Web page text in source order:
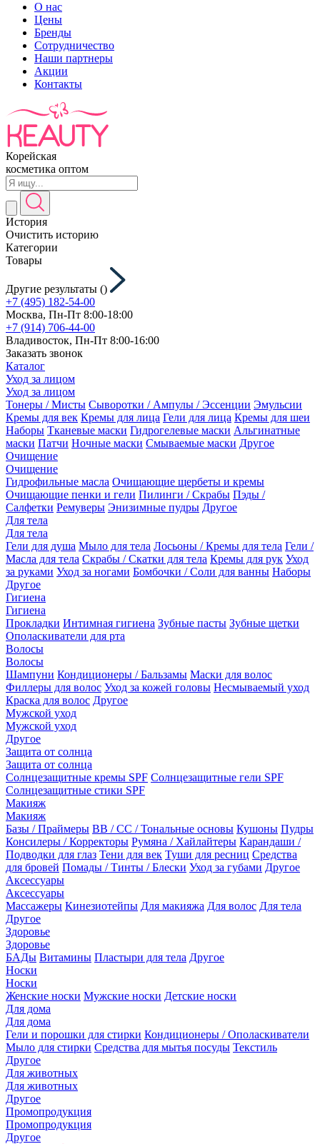
О нас
Цены
Бренды
Сотрудничество
Наши партнеры
Акции
Контакты
Корейская
косметика оптом
История
Очистить историю
Категории
Товары
Другие результаты ()
+7 (495) 182-54-00
Москва, Пн-Пт 8:00-18:00
+7 (914) 706-44-00
Владивосток, Пн-Пт 8:00-16:00
Заказать звонок
Каталог
Уход за лицом
Уход за лицом
Тонеры / Мисты Сыворотки / Ампулы / Эссенции Эмульсии
Кремы для век Кремы для лица Гели для лица Кремы для шеи
Наборы Тканевые маски Гидрогелевые маски Альгинатные
маски Патчи Ночные маски Смываемые маски Другое
Очищение
Очищение
Гидрофильные масла Очищающие щербеты и кремы
Очищающие пенки и гели Пилинги / Скрабы Пэды /
Салфетки Ремуверы Энизимные пудры Другое
Для тела
Для тела
Гели для душа Мыло для тела Лосьоны / Кремы для тела Гели /
Масла для тела Скрабы / Скатки для тела Кремы для рук Уход
за руками Уход за ногами Бомбочки / Соли для ванны Наборы
Другое
Гигиена
Гигиена
Прокладки Интимная гигиена Зубные пасты Зубные щетки
Ополаскиватели для рта
Волосы
Волосы
Шампуни Кондиционеры / Бальзамы Маски для волос
Филлеры для волос Уход за кожей головы Несмываемый уход
Краска для волос Другое
Мужской уход
Мужской уход
Другое
Защита от солнца
Защита от солнца
Солнцезащитные кремы SPF Солнцезащитные гели SPF
Солнцезащитные стики SPF
Макияж
Макияж
Базы / Праймеры BB / CC / Тональные основы Кушоны Пудры
Консилеры / Корректоры Румяна / Хайлайтеры Карандаши /
Подводки для глаз Тени для век Туши для ресниц Средства
для бровей Помады / Тинты / Блески Уход за губами Другое
Аксессуары
Аксессуары
Массажеры Кинезиотейпы Для макияжа Для волос Для тела
Другое
Здоровье
Здоровье
БАДы Витамины Пластыри для тела Другое
Носки
Носки
Женские носки Мужские носки Детские носки
Для дома
Для дома
Гели и порошки для стирки Кондиционеры / Ополаскиватели
Мыло для стирки Средства для мытья посуды Текстиль
Другое
Для животных
Для животных
Другое
Промопродукция
Промопродукция
Другое